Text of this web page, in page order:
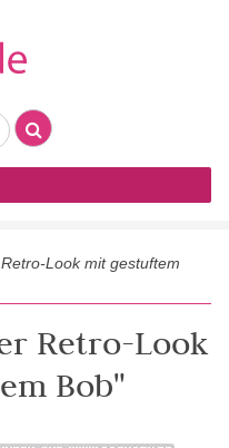
Look mit gestuftem
Retro-Look
Bob"